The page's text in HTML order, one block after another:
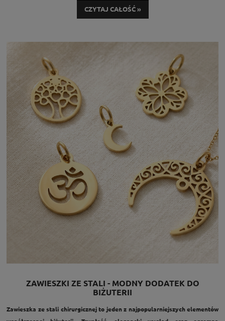
trendów ostatnich lat jest biżuteria z kamieniami zawieszonymi
bezpośrednio na łańcuszku, gdzie sam kamień staje się centralnym
CZYTAJ CAŁOŚĆ »
ZAWIESZKI ZE STALI - MODNY DODATEK DO
BIŻUTERII
Zawieszka ze stali chirurgicznej to jeden z najpopularniejszych elementów